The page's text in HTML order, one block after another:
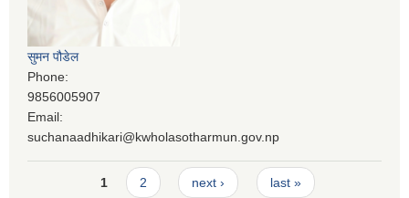
सुमन पौडेल
Phone:
9856005907
Email:
suchanaadhikari@kwholasotharmun.gov.np
Pages1 2 next › last »